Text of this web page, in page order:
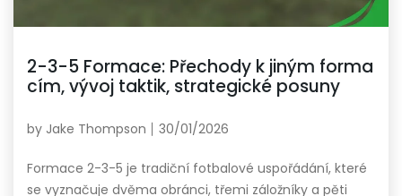
2-3-5 Formace: Přechody k jiným forma
cím, vývoj taktik, strategické posuny
by Jake Thompson 30/01/2026
Formace 2-3-5 je tradiční fotbalové uspořádání, které
se vyznačuje dvěma obránci, třemi záložníky a pěti